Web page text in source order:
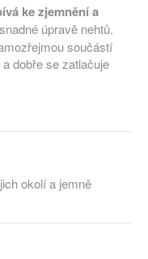
ke zjemnění a
úpravě nehtů.
součástí
dobře se zatlačuje
okolí a jemně